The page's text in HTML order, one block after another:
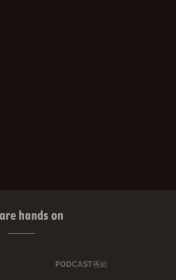
hands on
PODCAST番組